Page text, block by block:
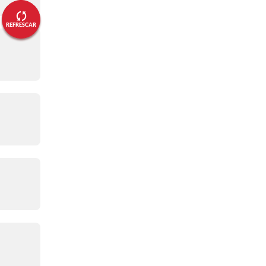
REFRESCAR